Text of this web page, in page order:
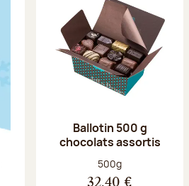
Ballotin 500 g
chocolats assortis
Poids net :
500g
32,40 €